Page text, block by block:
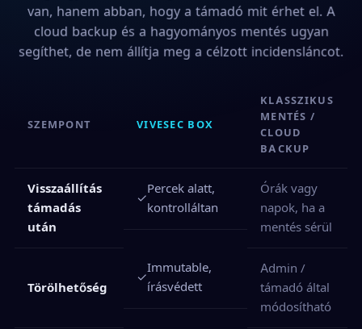
van, hanem abban, hogy a támadó mit érhet el. A
cloud backup és a hagyományos mentés ugyan
segíthet, de nem állítja meg a célzott incidensláncot.
SZEMPONT VIVESEC BOX
KLASSZIKUS
MENTÉS /
CLOUD
BACKUP
Visszaállítás
támadás
után
✓
Percek alatt,
kontrolláltan
Órák vagy
napok, ha a
mentés sérül
Törölhetőség
✓
Immutable,
írásvédett
Admin /
támadó által
módosítható